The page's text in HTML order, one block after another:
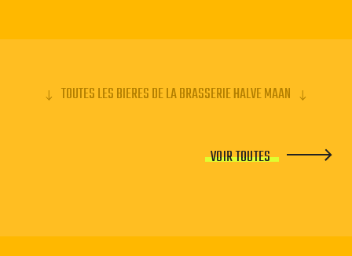
TOUTES LES BIERES DE LA BRASSERIE HALVE MAAN
VOIR TOUTES